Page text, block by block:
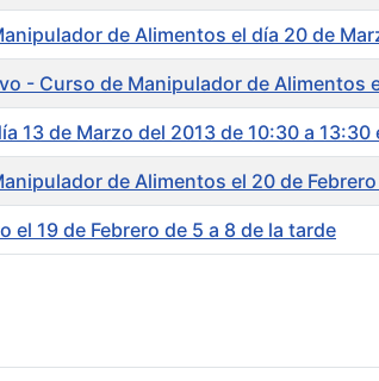
de Alimentos el día 20 de
- Curso de Manipulador de Alimentos
13 de Marzo del 2013 de 10:30 a
de Alimentos el 20 de
19 de Febrero de 5 a 8 de la tarde